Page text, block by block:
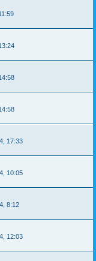
17:33
10:05
8:12
12:03